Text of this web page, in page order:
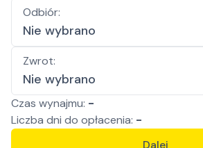
Odbiór:
Nie wybrano
Zwrot:
Nie wybrano
Czas wynajmu: -
Liczba dni do opłacenia: -
Dalej